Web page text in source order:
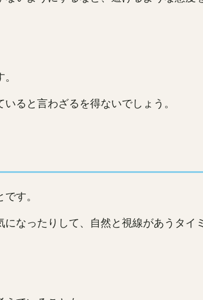
ると言わざるを得ないでしょう。
す。
なったりして、自然と視線があうタイ